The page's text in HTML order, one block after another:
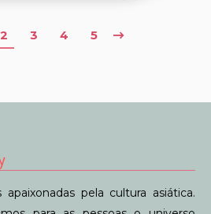
2 3 4 5
apaixonadas pela cultura asiática.